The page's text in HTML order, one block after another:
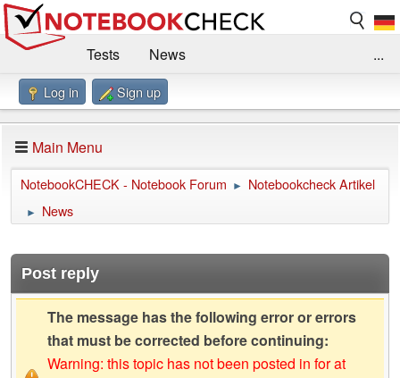
Tests
News
Benchmarks / Technik
Forum
Impressum
...
Log in Sign up
Main Menu
NotebookCHECK - Notebook Forum ► Notebookcheck Artikel
► News
Post reply
The message has the following error or errors
that must be corrected before continuing:
Warning: this topic has not been posted in for at